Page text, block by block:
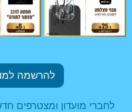
להרשמה
לחברי מועדון ומצטרפים